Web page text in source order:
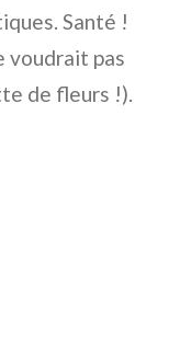
Santé !
voudrait pas
de fleurs !).